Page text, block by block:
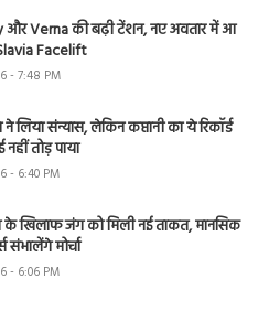
Verna की बढ़ी टेंशन, नए अवतार में आ
Facelift
- 7:48 PM
लिया संन्यास, लेकिन कप्तानी का ये रिकॉर्ड
तोड़ पाया
- 6:40 PM
खिलाफ जंग को मिली नई ताकत, मानसिक
संभालेंगे मोर्चा
- 6:06 PM